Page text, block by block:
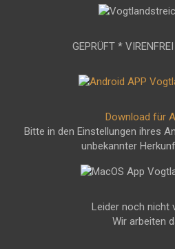
GEPRÜFT *
Download für
Bitte in den Einstellungen ihres
unbekannter
Leider noch nicht
Wir arbeiten